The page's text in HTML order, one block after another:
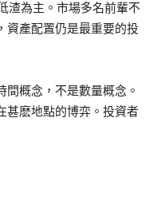
渣為主。市場多名前輩不
資產配置仍是最重要的投
概念，不是數量概念。
甚麽地點的博弈。投資者